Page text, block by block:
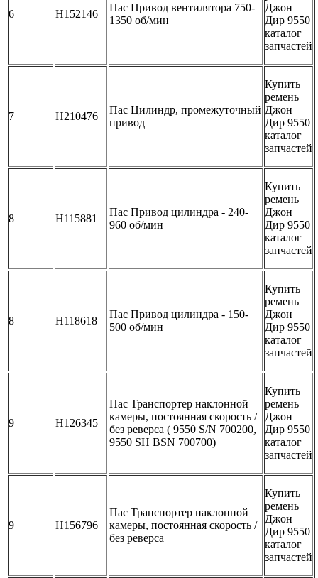
6 H152146
Пас Привод вентилятора 750-
1350 об/мин
Джон
Дир 9550
каталог
запчастей
7 H210476
Пас Цилиндр, промежуточный
привод
Купить
ремень
Джон
Дир 9550
каталог
запчастей
8 H115881
Пас Привод цилиндра - 240-
960 об/мин
Купить
ремень
Джон
Дир 9550
каталог
запчастей
8 H118618
Пас Привод цилиндра - 150-
500 об/мин
Купить
ремень
Джон
Дир 9550
каталог
запчастей
9 H126345
Пас Транспортер наклонной
камеры, постоянная скорость /
без реверса ( 9550 S/N 700200,
9550 SH BSN 700700)
Купить
ремень
Джон
Дир 9550
каталог
запчастей
9 H156796
Пас Транспортер наклонной
камеры, постоянная скорость /
без реверса
Купить
ремень
Джон
Дир 9550
каталог
запчастей